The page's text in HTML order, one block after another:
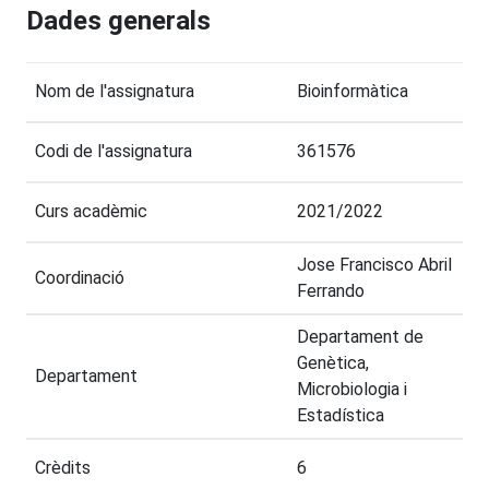
Dades generals
Nom de l'assignatura Bioinformàtica
Codi de l'assignatura 361576
Curs acadèmic 2021/2022
Coordinació
Jose Francisco Abril
Ferrando
Departament
Departament de
Genètica,
Microbiologia i
Estadística
Crèdits 6